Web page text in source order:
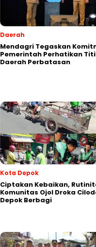
Daerah
Mendagri Tegaskan
Pemerintah Perhatikan
Daerah Perbatasan
Kota Depok
Ciptakan Kebaikan,
Komunitas Ojol Droka
Depok Berbagi